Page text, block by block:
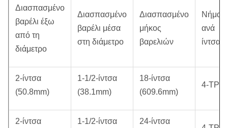
Διασπασμένο
βαρέλι έξω
από τη
διάμετρο
Διασπασμένο
βαρέλι μέσα
στη διάμετρο
Διασπασμένο
μήκος
βαρελιών
ανά
ίντσα
2-ίντσα
(50.8mm)
1-1/2-ίντσα
(38.1mm)
18-ίντσα
(609.6mm)
4-TPI
2-ίντσα 1-1/2-ίντσα 24-ίντσα